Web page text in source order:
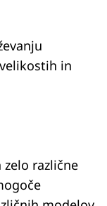
in
različne